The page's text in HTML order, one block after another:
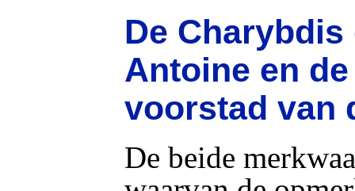
De
Antoine en
voorstad van
De beide